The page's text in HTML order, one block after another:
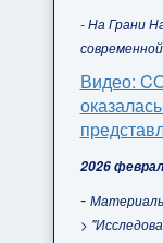
- На Грани
Видео:
2026
-
>